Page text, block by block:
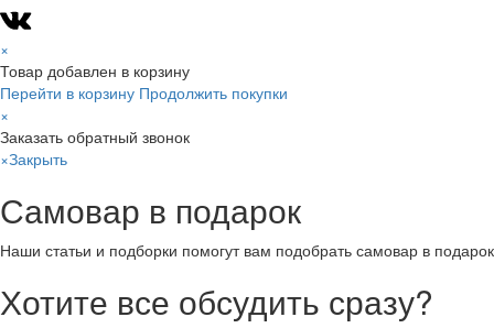
×
Товар добавлен в корзину
Перейти в корзину Продолжить покупки
×
Заказать обратный звонок
×Закрыть
Самовар в подарок
Наши статьи и подборки помогут вам подобрать самовар в подарок
Хотите все обсудить сразу?